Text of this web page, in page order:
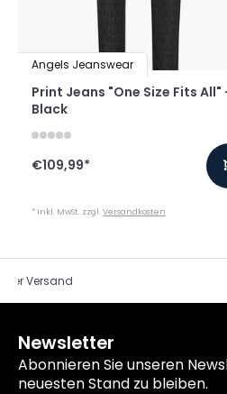
Angels Jeanswear
Print Jeans "One Size Fits All"
Black
€109,99*
* Inkl. MwSt. zzgl.Versandkosten
Versand
Newsletter
Abonnieren Sie unseren
neuesten Stand zu bleiben.